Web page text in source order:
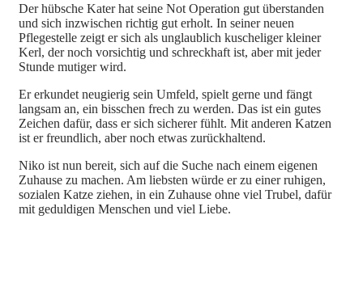
Der hübsche Kater hat seine Not Operation gut überstanden
und sich inzwischen richtig gut erholt. In seiner neuen
Pflegestelle zeigt er sich als unglaublich kuscheliger kleiner
Kerl, der noch vorsichtig und schreckhaft ist, aber mit jeder
Stunde mutiger wird.
Er erkundet neugierig sein Umfeld, spielt gerne und fängt
langsam an, ein bisschen frech zu werden. Das ist ein gutes
Zeichen dafür, dass er sich sicherer fühlt. Mit anderen Katzen
ist er freundlich, aber noch etwas zurückhaltend.
Niko ist nun bereit, sich auf die Suche nach einem eigenen
Zuhause zu machen. Am liebsten würde er zu einer ruhigen,
sozialen Katze ziehen, in ein Zuhause ohne viel Trubel, dafür
mit geduldigen Menschen und viel Liebe.